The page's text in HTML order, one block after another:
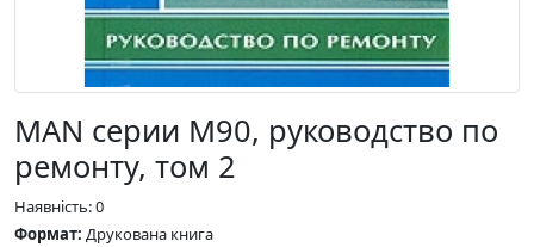
MAN серии M90, руководство по
ремонту, том 2
Наявність: 0
Формат: Друкована книга